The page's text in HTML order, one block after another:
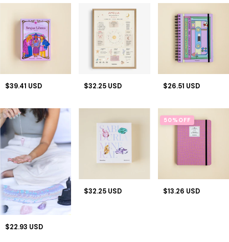
$39.41 USD $32.25 USD $26.51 USD
$22.93 USD
$32.25 USD
50% OFF
$13.26 USD